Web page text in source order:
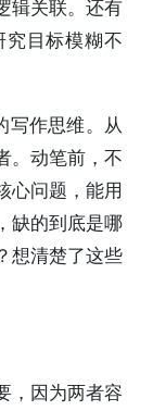
辑关联。还有
目标模糊不
写作思维。从
。动笔前，不
心问题，能用
缺的到底是哪
想清楚了这些
，因为两者容